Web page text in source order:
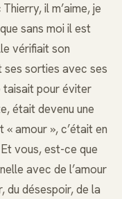
il m’aime, je
sans moi il est
vérifiait son
ses sorties avec ses
taisait pour éviter
était devenu une
amour », c’était en
vous, est-ce que
avec de l’amour
du désespoir, de la